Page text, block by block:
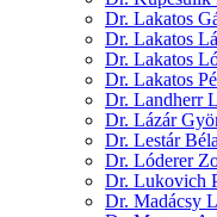
Dr. Lakatos
Dr. Lakatos
Dr. Lakatos
Dr. Lakatos
Dr. Landherr
Dr. Lázár
Dr. Lestár Béla
Dr. Lóderer
Dr. Lukovich
Dr. Madácsy